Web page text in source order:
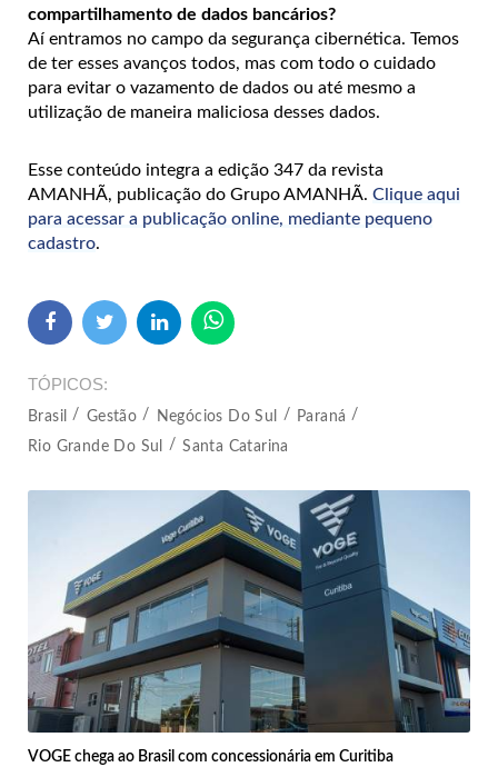
compartilhamento de dados bancários?
Aí entramos no campo da segurança cibernética. Temos
de ter esses avanços todos, mas com todo o cuidado
para evitar o vazamento de dados ou até mesmo a
utilização de maneira maliciosa desses dados.
Esse conteúdo integra a edição 347 da revista
AMANHÃ, publicação do Grupo AMANHÃ. Clique aqui
para acessar a publicação online, mediante pequeno
cadastro.
TÓPICOS
Brasil Gestão Negócios Do Sul
Paraná
Rio Grande Do Sul
Santa Catarina
VOGE chega ao Brasil com concessionária em Curitiba